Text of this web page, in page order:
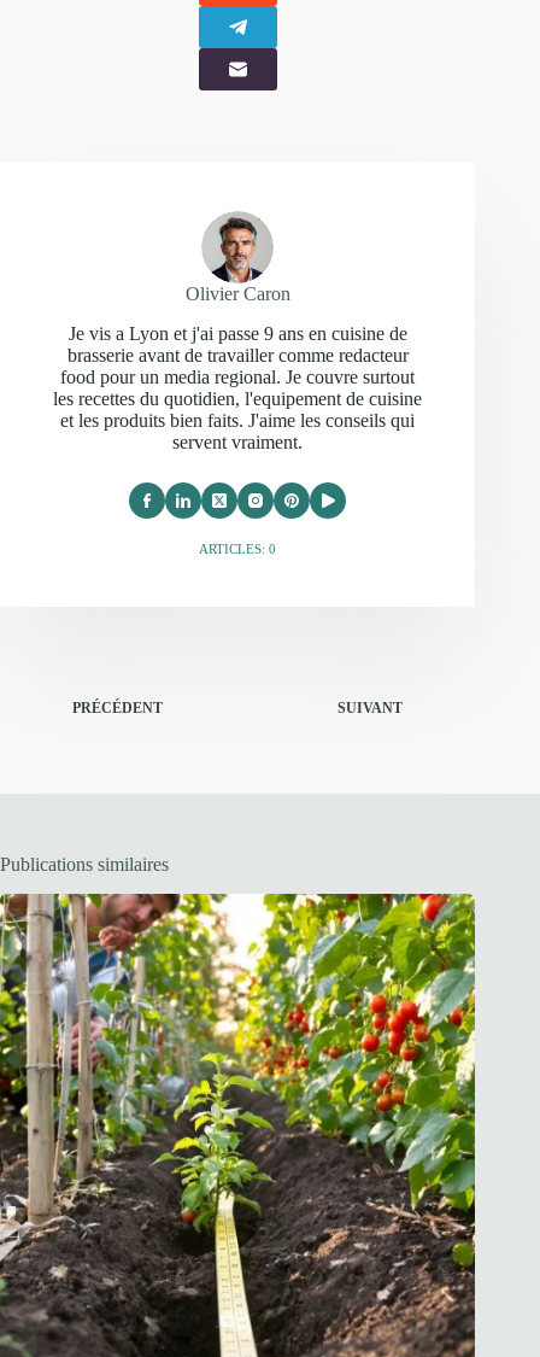
Olivier Caron
Je vis a Lyon et j'ai passe 9 ans en cuisine de
brasserie avant de travailler comme redacteur
food pour un media regional. Je couvre surtout
les recettes du quotidien, l'equipement de cuisine
et les produits bien faits. J'aime les conseils qui
servent vraiment.
ARTICLES: 0
PRÉCÉDENT SUIVANT
Publications similaires